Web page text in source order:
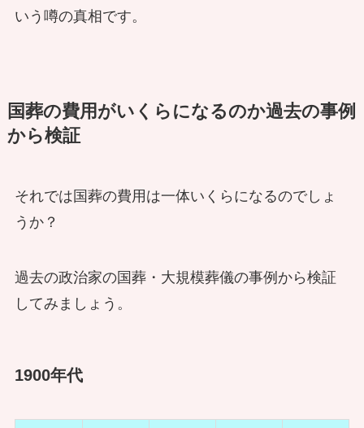
いう噂の真相です。
国葬の費用がいくらになるのか過去の事例
から検証
それでは国葬の費用は一体いくらになるのでしょ
うか？
過去の政治家の国葬・大規模葬儀の事例から検証
してみましょう。
1900年代